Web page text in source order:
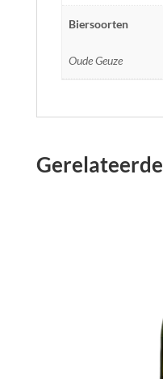
Biersoorten
Oude Geuze